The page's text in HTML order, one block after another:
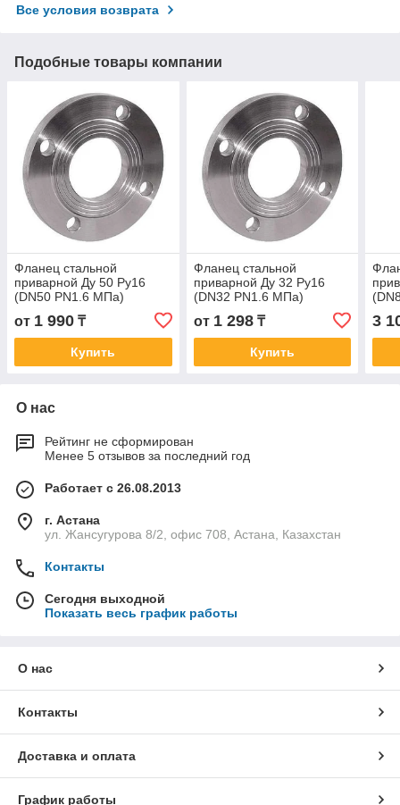
Все условия возврата
Подобные товары компании
Фланец стальной
приварной Ду 50 Ру16
(DN50 PN1.6 МПа)
от 1 990 ₸
Купить
Фланец стальной
приварной Ду 32 Ру16
(DN32 PN1.6 МПа)
от 1 298₸
Купить
3
О нас
Рейтинг не сформирован
Менее 5 отзывов за последний год
Работает с 26.08.2013
г. Астана
ул. Жансугурова 8/2, офис 708, Астана, Казахстан
Контакты
Сегодня выходной
Показать весь график работы
О нас
Контакты
Доставка и оплата
График работы